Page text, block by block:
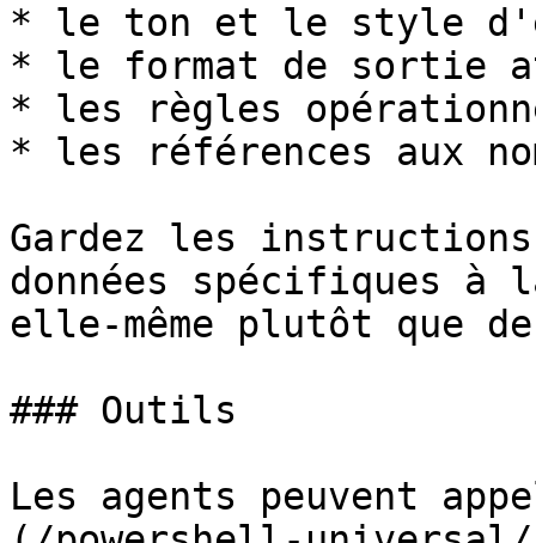
* le ton et le style
* le format de sortie
* les règles
* les références aux
Gardez les
données spécifiques
elle-même plutôt que
### Outils
Les agents peuvent